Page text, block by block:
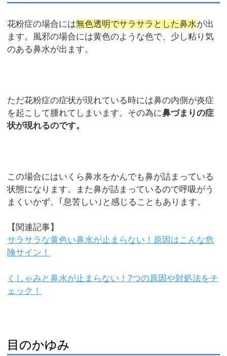
花粉症の場合には無色透明でサラサラとした鼻水が出
ます。風邪の場合には黄色のような色で、少し粘り気
のある鼻水が出ます。
ただ花粉症の症状が現れている時には鼻の内側が炎症
を起こして腫れてしまいます。その為に鼻づまりの症
状が現れるのです。
この場合にはいくら鼻水をかんでも鼻が詰まっている
状態になります。また鼻が詰まっているので呼吸がう
まくいかず、｢息苦しい｣と感じることもあります。
【関連記事】
サラサラな黄色い鼻水が止まらない！原因はこんな危
険サイン！
くしゃみと鼻水が止まらない！7つの原因や対処法をチ
ェック！
目のかゆみ